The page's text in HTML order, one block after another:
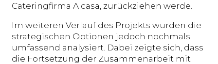
Cateringfirma A casa, zurückziehen werde.
Im weiteren Verlauf des Projekts wurden die
strategischen Optionen jedoch nochmals
umfassend analysiert. Dabei zeigte sich, dass
die Fortsetzung der Zusammenarbeit mit